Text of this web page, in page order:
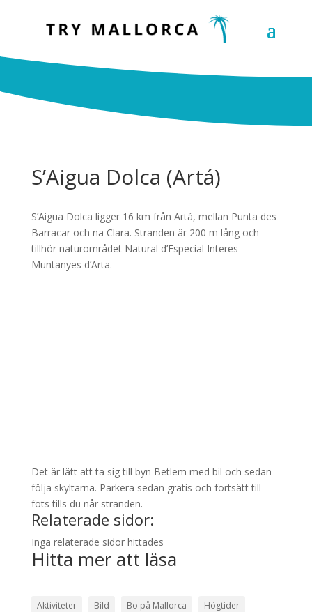
S’Aigua Dolca (Artá)
S’Aigua Dolca ligger 16 km från Artá, mellan Punta des
Barracar och na Clara. Stranden är 200 m lång och
tillhör naturområdet Natural d’Especial Interes
Muntanyes d’Arta.
Det är lätt att ta sig till byn Betlem med bil och sedan
följa skyltarna. Parkera sedan gratis och fortsätt till
fots tills du når stranden.
Relaterade sidor:
Inga relaterade sidor hittades
Hitta mer att läsa
Aktiviteter Bild Bo på Mallorca
Högtider